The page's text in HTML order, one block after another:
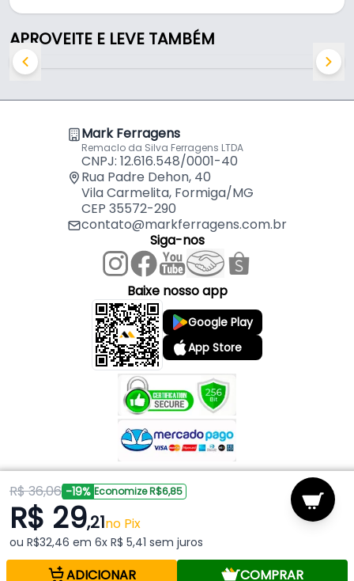
R$ 36,06 -19% Economize R$6,85
R$ 29,21no Pix
ou R$32,46 em 6x R$ 5,41 sem juros
ADICIONAR COMPRAR
- Marca: Vibra-stop
- Modelo: Ventosa II 3/8
- Capacidade de Carga: 25 a 40kg
- Altura de base: 35mm
- Capacidade dinâmica: 100kg
- Parafuso: 3/8'' x 35mm
- Altura da base: 35 mm
- Capacidade de dinâmica por peça: 100kg
- Diâmetro da borracha: Ø60mm
- Dureza da borracha: 45 shore A
APROVEITE E LEVE TAMBÉM
Mark Ferragens
Remaclo da Silva Ferragens LTDA
CNPJ: 12.616.548/0001-40
Rua Padre Dehon, 40
Vila Carmelita, Formiga/MG
CEP 35572-290
contato@markferragens.com.br
Siga-nos
Baixe nosso app
Google Play
App Store
Copyright © 2026 Mark Ferragens. Todos os direitos reservados.